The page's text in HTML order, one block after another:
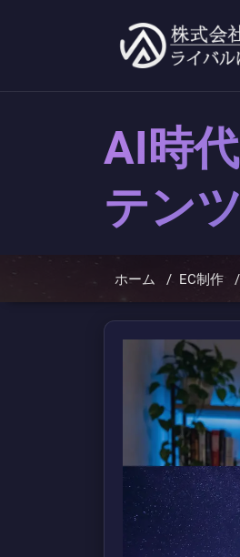
へ
AI時
テン
ホーム / EC制作 /